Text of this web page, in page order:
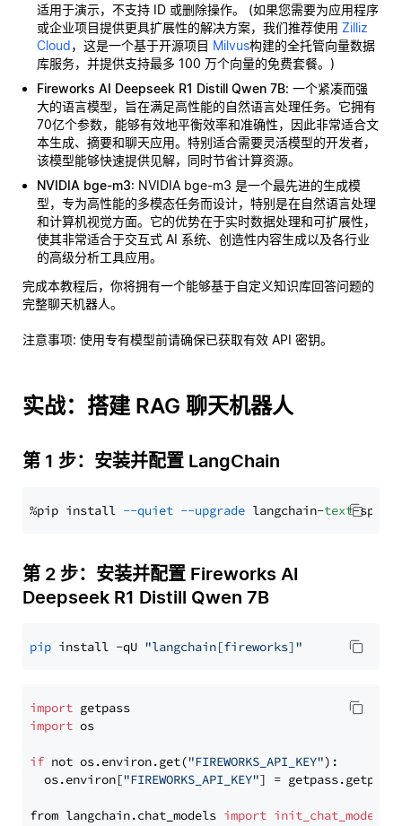
适用于演示，不支持 ID 或删除操作。 (如果您需要为应用程序
或企业项目提供更具扩展性的解决方案，我们推荐使用 Zilliz
Cloud，这是一个基于开源项目 Milvus构建的全托管向量数据
库服务，并提供支持最多 100 万个向量的免费套餐。)
Fireworks AI Deepseek R1 Distill Qwen 7B: 一个紧凑而强
大的语言模型，旨在满足高性能的自然语言处理任务。它拥有
70亿个参数，能够有效地平衡效率和准确性，因此非常适合文
本生成、摘要和聊天应用。特别适合需要灵活模型的开发者，
该模型能够快速提供见解，同时节省计算资源。
NVIDIA bge-m3: NVIDIA bge-m3 是一个最先进的生成模
型，专为高性能的多模态任务而设计，特别是在自然语言处理
和计算机视觉方面。它的优势在于实时数据处理和可扩展性，
使其非常适合于交互式 AI 系统、创造性内容生成以及各行业
的高级分析工具应用。
完成本教程后，你将拥有一个能够基于自定义知识库回答问题的
完整聊天机器人。
注意事项: 使用专有模型前请确保已获取有效 API 密钥。
实战：搭建 RAG 聊天机器人
第 1 步：安装并配置 LangChain
%pip install --quiet --upgrade langchain-text
第 2 步：安装并配置 Fireworks AI
Deepseek R1 Distill Qwen 7B
pip install -qU "langchain[fireworks]"
import
import os
if not os.environ.get("FIREWORKS_API_KEY"):
  os.environ[
"FIREWORKS_API_KEY"] = getpass.getpass(
from langchain.chat_models import init_chat_model